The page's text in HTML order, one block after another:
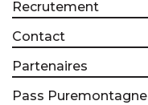
Recrutement
Contact
Partenaires
Pass Puremontagne